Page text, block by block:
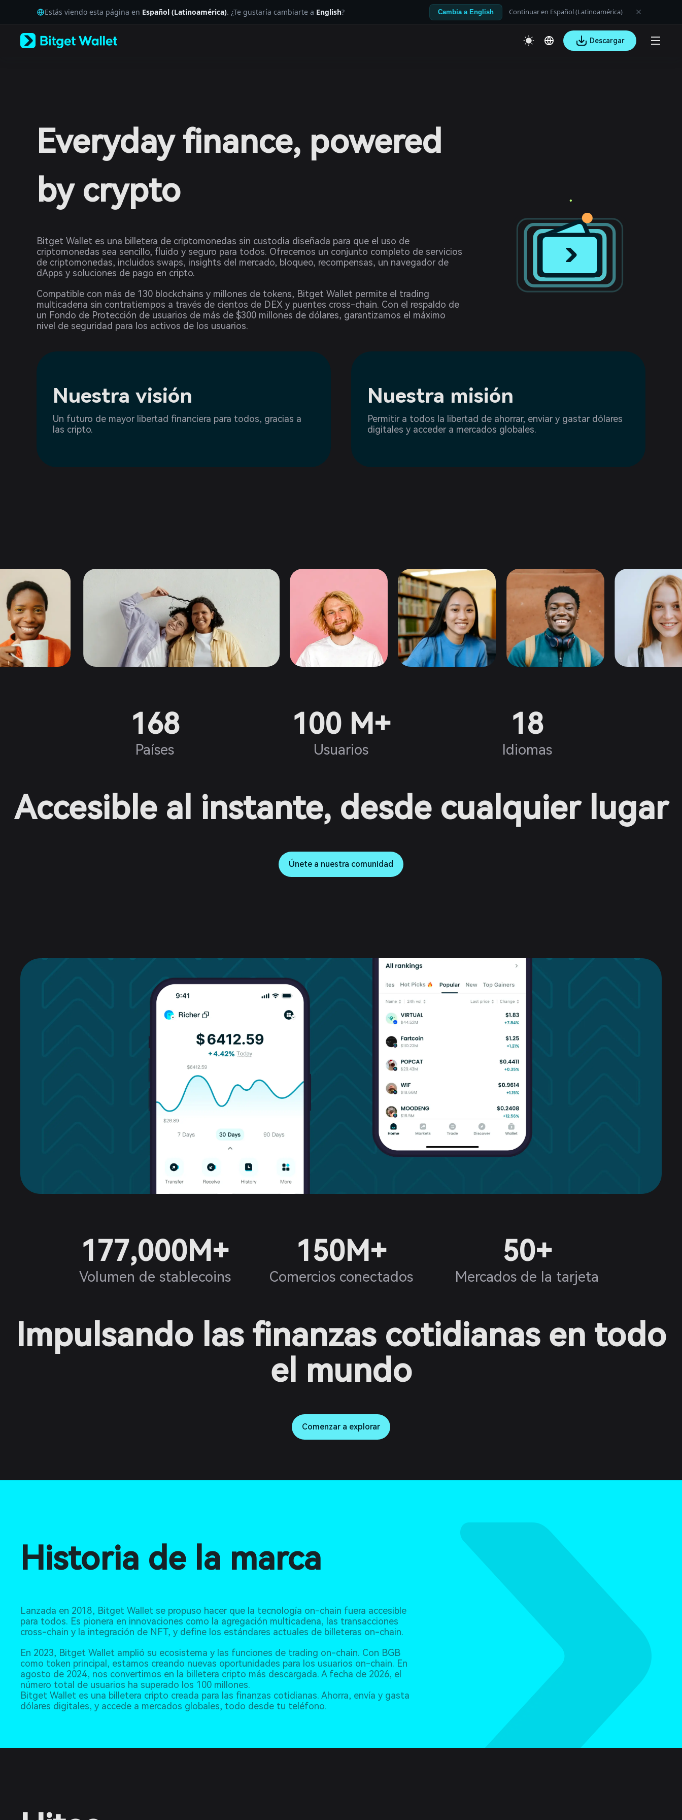
Tiếng Việt
Русский
Español (Latinoamérica)
Bahasa Indonesia
Português (Brasil)
Español (Argentina)
Estás viendo esta página en Español (Latinoamérica). ¿Te gustaría cambiarte a English? Cambia a English Continuar en Español (Latinoamérica)
Descargar
Everyday finance, powered
by crypto
Bitget Wallet es una billetera de criptomonedas sin custodia diseñada para que el uso de
criptomonedas sea sencillo, fluido y seguro para todos. Ofrecemos un conjunto completo de servicios
de criptomonedas, incluidos swaps, insights del mercado, bloqueo, recompensas, un navegador de
dApps y soluciones de pago en cripto.
Compatible con más de 130 blockchains y millones de tokens, Bitget Wallet permite el trading
multicadena sin contratiempos a través de cientos de DEX y puentes cross-chain. Con el respaldo de
un Fondo de Protección de usuarios de más de $300 millones de dólares, garantizamos el máximo
nivel de seguridad para los activos de los usuarios.
Nuestra visión
Un futuro de mayor libertad financiera para todos, gracias a
las cripto.
Nuestra misión
Permitir a todos la libertad de ahorrar, enviar y gastar dólares
digitales y acceder a mercados globales.
168
Países
100 M+
Usuarios
18
Idiomas
Accesible al instante, desde cualquier lugar
Únete a nuestra comunidad
177,000M+
Volumen de stablecoins
150M+
Comercios conectados
50+
Mercados de la tarjeta
Impulsando las finanzas cotidianas en todo
el mundo
Comenzar a explorar
Historia de la marca
Lanzada en 2018, Bitget Wallet se propuso hacer que la tecnología on-chain fuera accesible
para todos. Es pionera en innovaciones como la agregación multicadena, las transacciones
cross-chain y la integración de NFT, y define los estándares actuales de billeteras on-chain.
En 2023, Bitget Wallet amplió su ecosistema y las funciones de trading on-chain. Con BGB
como token principal, estamos creando nuevas oportunidades para los usuarios on-chain. En
agosto de 2024, nos convertimos en la billetera cripto más descargada. A fecha de 2026, el
número total de usuarios ha superado los 100 millones.
Bitget Wallet es una billetera cripto creada para las finanzas cotidianas. Ahorra, envía y gasta
dólares digitales, y accede a mercados globales, todo desde tu teléfono.